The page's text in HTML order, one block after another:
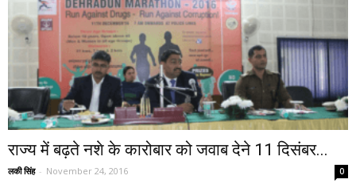
राज्य में बढ़ते नशे के कारोबार को जवाब देने 11 दिसंबर...
लकी सिंह - November 24, 2016 0